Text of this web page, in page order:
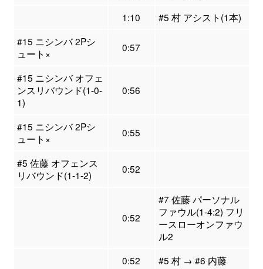
1:10
#5 村 アシスト(1本)
#15 ニシンバ 2Pシ
ュート×
0:57
#15 ニシンバ オフェ
ンスリバウンド(1-0-
1)
0:56
#15 ニシンバ 2Pシ
ュート×
0:55
#5 佐藤 オフェンス
リバウンド(1-1-2)
0:52
0:52
#7 佐藤 パーソナル
ファウル(1-4:2) フリ
ースローオンファウ
ル2
0:52
#5 村 → #6 内藤